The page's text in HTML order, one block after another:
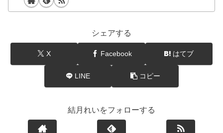
シェアする
X Facebook はてブ
LINE コピー
結月れいをフォローする